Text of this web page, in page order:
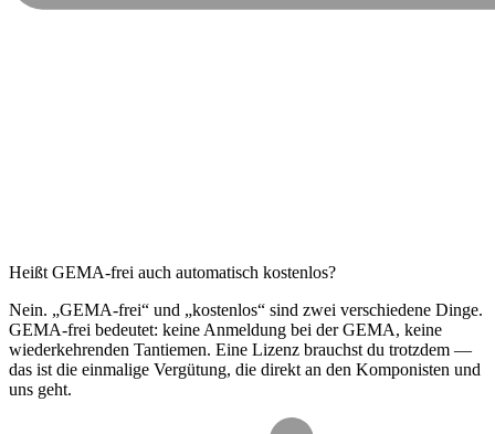
Heißt GEMA-frei auch automatisch kostenlos?
Nein. „GEMA-frei“ und „kostenlos“ sind zwei verschiedene Dinge.
GEMA-frei bedeutet: keine Anmeldung bei der GEMA, keine
wiederkehrenden Tantiemen. Eine Lizenz brauchst du trotzdem —
das ist die einmalige Vergütung, die direkt an den Komponisten und
uns geht.